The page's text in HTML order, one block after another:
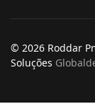
© 2026 Roddar
Soluções